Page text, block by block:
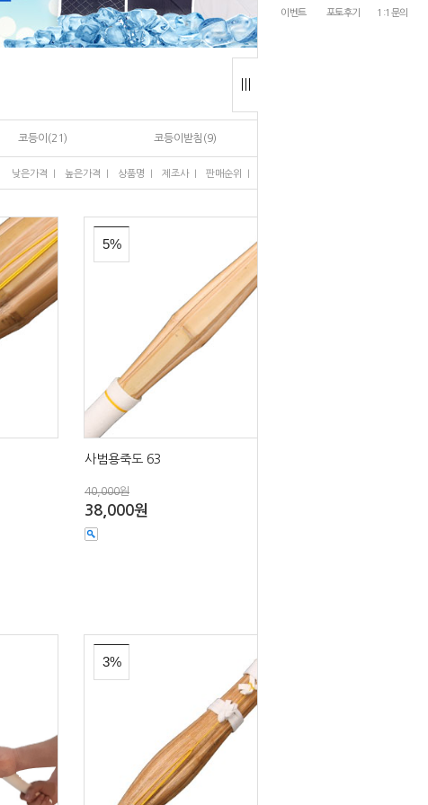
이벤트 포토후기 1:1문의
코등이(21) 코등이받침(9)
낮은가격 높은가격 상품명 제조사I 판매순위
5%
사범용죽도 63
40,000원
38,000원
3%